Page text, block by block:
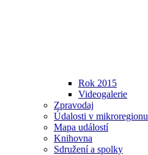
Rok 2015
Videogalerie
Zpravodaj
Údalosti v mikroregionu
Mapa událostí
Knihovna
Sdružení a spolky